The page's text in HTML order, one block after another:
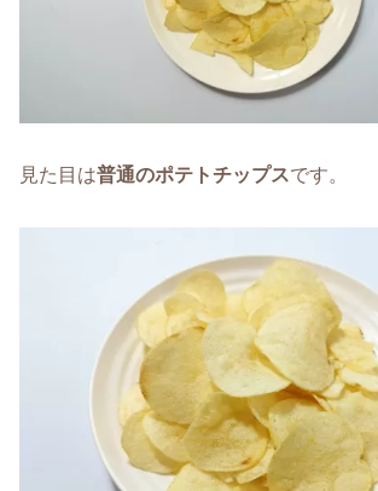
見た目は普通のポテトチップスです。